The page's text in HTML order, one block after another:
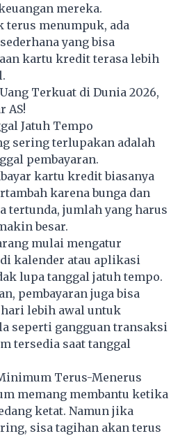
mereka.
terus menumpuk, ada
yang bisa
kartu kredit terasa lebih
Terkuat di Dunia 2026,
AS!
Jatuh Tempo
sering terlupakan adalah
pembayaran.
kartu kredit biasanya
karena bunga dan
tertunda, jumlah yang harus
besar.
mulai mengatur
kalender atau aplikasi
lupa tanggal jatuh tempo.
pembayaran juga bisa
lebih awal untuk
seperti gangguan transaksi
tersedia saat tanggal
Terus-Menerus
memang membantu ketika
ketat. Namun jika
sisa tagihan akan terus